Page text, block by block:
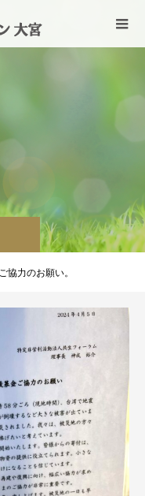
協力のお願い。